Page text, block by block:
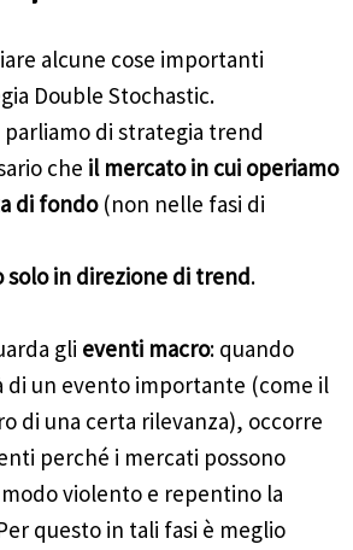
alcune cose importanti
Double Stochastic.
di strategia trend
che il mercato in cui operiamo
di fondo(non nelle fasi di
solo in direzione di trend.
gli eventi macro: quando
di un evento importante (come il
di una certa rilevanza), occorre
perché i mercati possono
violento e repentino la
questo in tali fasi è meglio